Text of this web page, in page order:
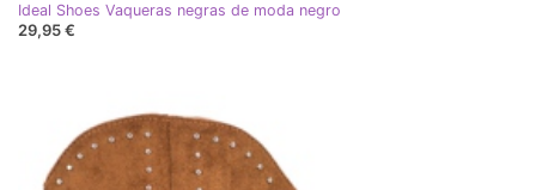
Ideal Shoes Vaqueras negras de moda negro
29,95 €